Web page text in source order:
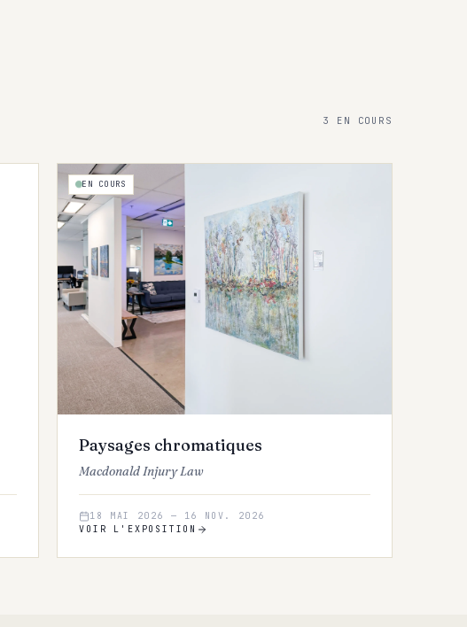
3 EN COURS
EN COURS
Paysages chromatiques
Macdonald Injury Law
18 MAI 2026 — 16 NOV. 2026
VOIR L'EXPOSITION